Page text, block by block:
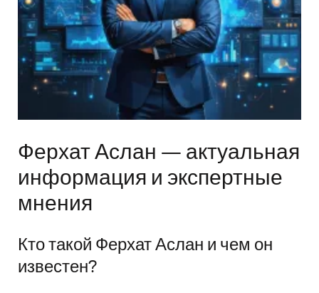
Ферхат Аслан — актуальная
информация и экспертные
мнения
Кто такой Ферхат Аслан и чем он
известен?